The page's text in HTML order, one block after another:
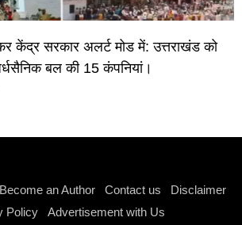
केंद्र सरकार अलर्ट मोड में: उत्तराखंड को
बल की 15 कंपनियां।
Become an Author Contact us
Disclaimer
Policy
Advertisement with Us